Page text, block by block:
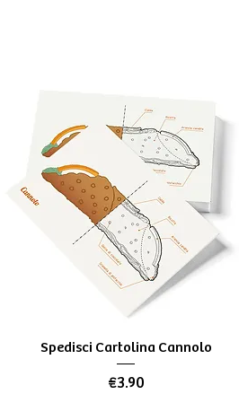
Quick View
Spedisci Cartolina Cannolo
Price
€3.90